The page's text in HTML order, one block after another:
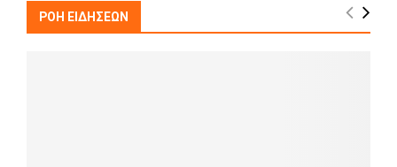
f
A
ΡΟΗ ΕΙΔΗΣΕΩΝ